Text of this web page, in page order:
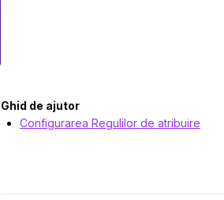
Ghid de ajutor
Configurarea Regulilor de atribuire